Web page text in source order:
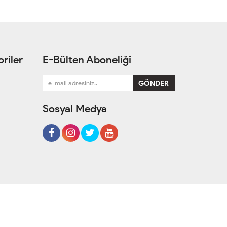
E-Bülten Aboneliği
Sosyal Medya